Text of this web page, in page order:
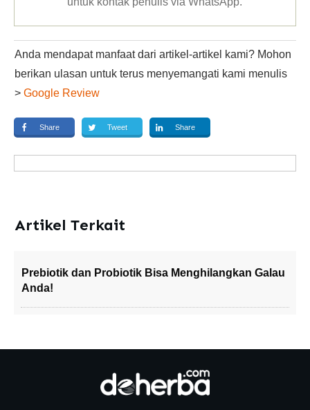
Anda mendapat manfaat dari artikel-artikel kami? Mohon
berikan ulasan untuk terus menyemangati kami menulis
> Google Review
Share Tweet Share
Artikel Terkait
Prebiotik dan Probiotik Bisa Menghilangkan Galau
Anda!